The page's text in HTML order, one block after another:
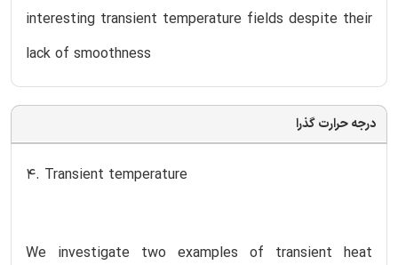
interesting transient temperature fields despite their
lack of smoothness
درجه حرارت گذرا
4. Transient temperature
We investigate two examples of transient heat